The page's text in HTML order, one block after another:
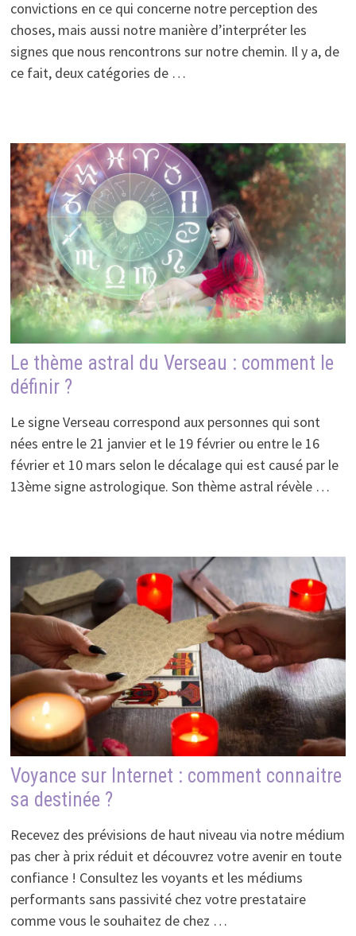
convictions en ce qui concerne notre perception des
choses, mais aussi notre manière d’interpréter les
signes que nous rencontrons sur notre chemin. Il y a, de
ce fait, deux catégories de …
Le thème astral du Verseau : comment le
définir ?
Le signe Verseau correspond aux personnes qui sont
nées entre le 21 janvier et le 19 février ou entre le 16
février et 10 mars selon le décalage qui est causé par le
13ème signe astrologique. Son thème astral révèle …
Voyance sur Internet : comment connaitre
sa destinée ?
Recevez des prévisions de haut niveau via notre médium
pas cher à prix réduit et découvrez votre avenir en toute
confiance ! Consultez les voyants et les médiums
performants sans passivité chez votre prestataire
comme vous le souhaitez de chez …